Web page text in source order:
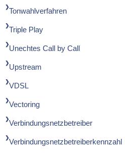
Tonwahlverfahren
Triple Play
Unechtes Call by Call
Upstream
VDSL
Vectoring
Verbindungsnetzbetreiber
Verbindungsnetzbetreiberkennzahl